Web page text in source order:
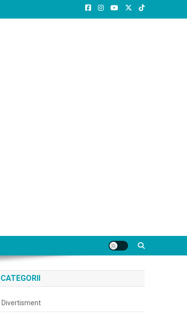
CATEGORII
Divertisment